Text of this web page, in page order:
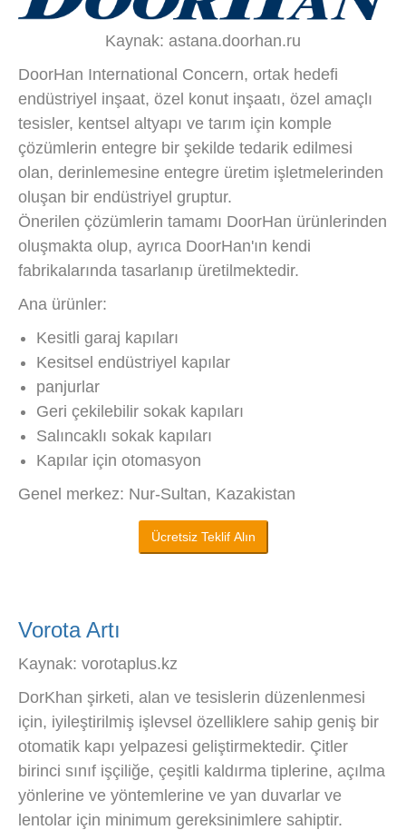
Kaynak: astana.doorhan.ru
DoorHan International Concern, ortak hedefi
endüstriyel inşaat, özel konut inşaatı, özel amaçlı
tesisler, kentsel altyapı ve tarım için komple
çözümlerin entegre bir şekilde tedarik edilmesi
olan, derinlemesine entegre üretim işletmelerinden
oluşan bir endüstriyel gruptur.
Önerilen çözümlerin tamamı DoorHan ürünlerinden
oluşmakta olup, ayrıca DoorHan'ın kendi
fabrikalarında tasarlanıp üretilmektedir.
Ana ürünler:
Kesitli garaj kapıları
Kesitsel endüstriyel kapılar
panjurlar
Geri çekilebilir sokak kapıları
Salıncaklı sokak kapıları
Kapılar için otomasyon
Genel merkez: Nur-Sultan, Kazakistan
Ücretsiz Teklif Alın
Vorota Artı
Kaynak: vorotaplus.kz
DorKhan şirketi, alan ve tesislerin düzenlenmesi
için, iyileştirilmiş işlevsel özelliklere sahip geniş bir
otomatik kapı yelpazesi geliştirmektedir. Çitler
birinci sınıf işçiliğe, çeşitli kaldırma tiplerine, açılma
yönlerine ve yöntemlerine ve yan duvarlar ve
lentolar için minimum gereksinimlere sahiptir.